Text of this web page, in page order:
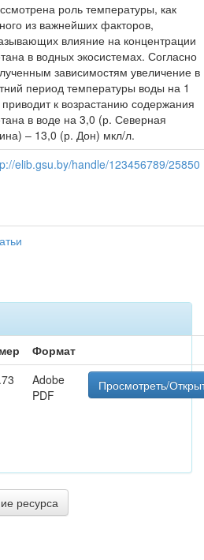
роль температуры, как
из важнейших факторов,
влияние на концентрации
в водных экосистемах. Согласно
зависимостям увеличение в
период температуры воды на 1
к возрастанию содержания
в воде на 3,0 (р. Северная
– 13,0 (р. Дон) мкл/л.
elib.gsu.by/handle/123456789/25850
Формат
Adobe
PDF
Просмотреть/
ресурса